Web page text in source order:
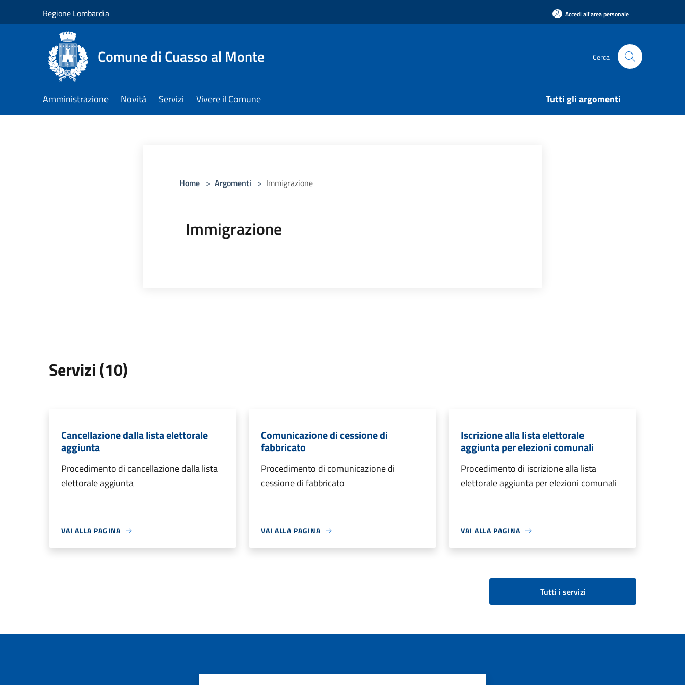
Regione Lombardia Accedi all'area personale
Comune di Cuasso al Monte Cerca
Amministrazione Novità Servizi Vivere il Comune Tutti gli argomenti
Home > Argomenti > Immigrazione
Immigrazione
Servizi (10)
Cancellazione dalla lista elettorale
aggiunta
Procedimento di cancellazione dalla lista
elettorale aggiunta
VAI ALLA PAGINA
Comunicazione di cessione di
fabbricato
Procedimento di comunicazione di
cessione di fabbricato
VAI ALLA PAGINA
Iscrizione alla lista elettorale
aggiunta per elezioni comunali
Procedimento di iscrizione alla lista
elettorale aggiunta per elezioni comunali
VAI ALLA PAGINA
Tutti i servizi